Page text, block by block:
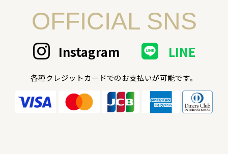
OFFICIAL SNS
Instagram LINE
各種クレジットカードでのお支払いが可能です。